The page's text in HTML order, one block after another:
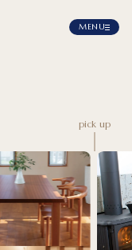
MENU
pick up